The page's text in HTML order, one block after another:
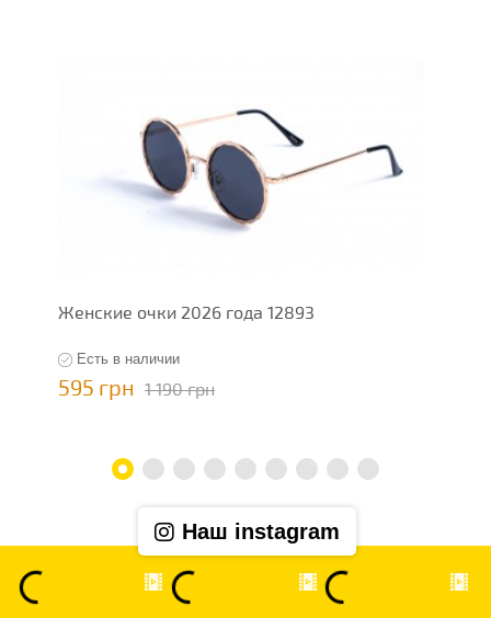
Женские очки 2026 года 12893
Есть в наличии
595 грн 1 190 грн
Наш instagram